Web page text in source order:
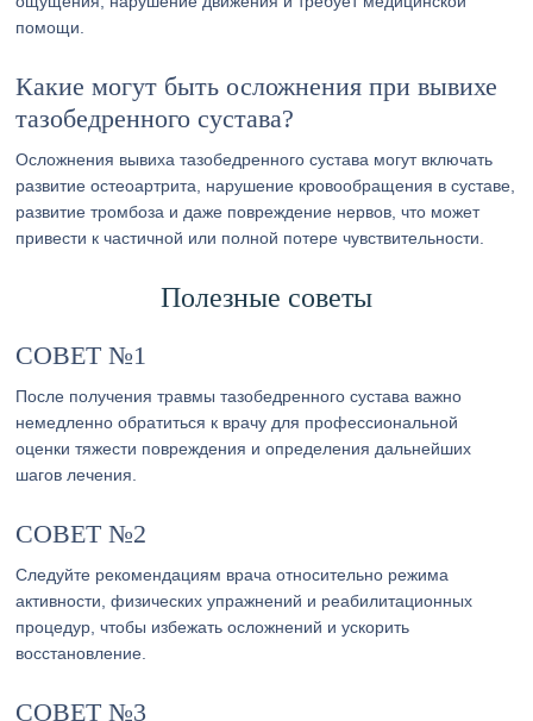
помощи.
Какие могут быть осложнения при вывихе
тазобедренного сустава?
Осложнения вывиха тазобедренного сустава могут включать
развитие остеоартрита, нарушение кровообращения в суставе,
развитие тромбоза и даже повреждение нервов, что может
привести к частичной или полной потере чувствительности.
Полезные советы
СОВЕТ №1
После получения травмы тазобедренного сустава важно
немедленно обратиться к врачу для профессиональной
оценки тяжести повреждения и определения дальнейших
шагов лечения.
СОВЕТ №2
Следуйте рекомендациям врача относительно режима
активности, физических упражнений и реабилитационных
процедур, чтобы избежать осложнений и ускорить
восстановление.
СОВЕТ №3